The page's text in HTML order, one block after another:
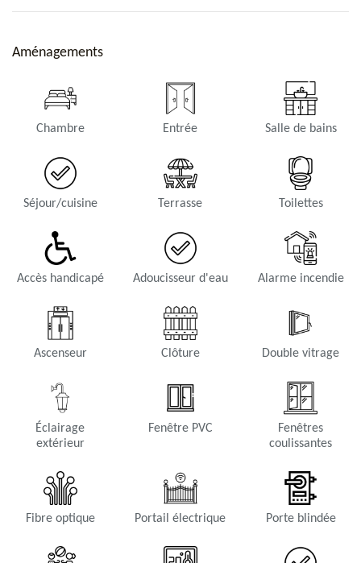
Aménagements
Chambre Entrée Salle de bains
Séjour/cuisine Terrasse Toilettes
Accès handicapé Adoucisseur d'eau Alarme incendie
Ascenseur Clôture Double vitrage
Éclairage
extérieur
Fenêtre PVC
Fenêtres
coulissantes
Fibre optique Portail électrique Porte blindée